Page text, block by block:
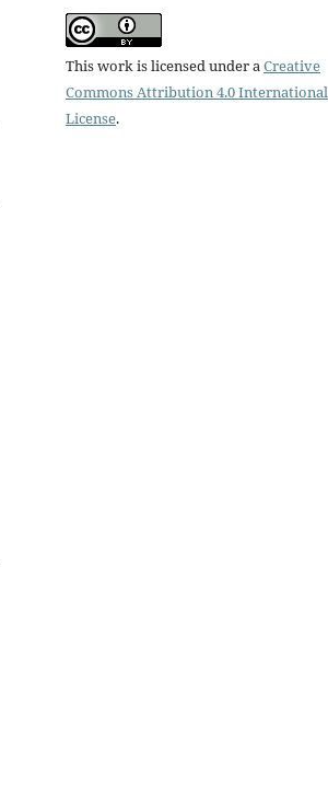
This work is licensed under a Creative
Commons Attribution 4.0 International
License.